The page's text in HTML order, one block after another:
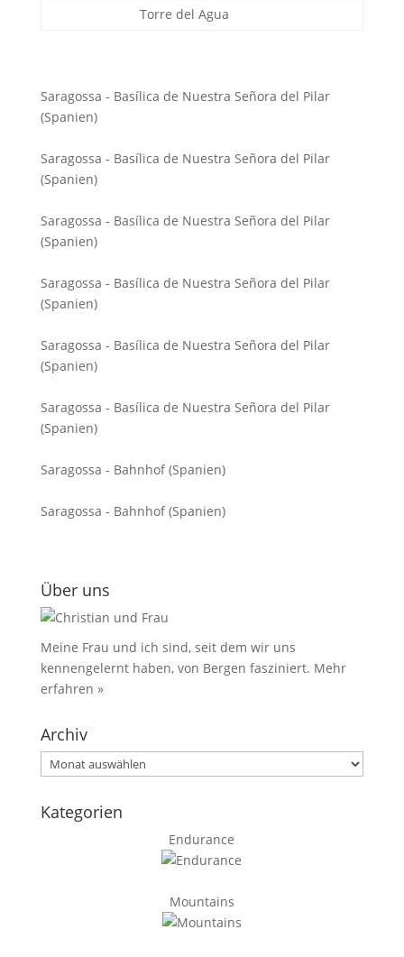
Torre del Agua
Saragossa - Basílica de Nuestra Señora del Pilar
(Spanien)
Saragossa - Basílica de Nuestra Señora del Pilar
(Spanien)
Saragossa - Basílica de Nuestra Señora del Pilar
(Spanien)
Saragossa - Basílica de Nuestra Señora del Pilar
(Spanien)
Saragossa - Basílica de Nuestra Señora del Pilar
(Spanien)
Saragossa - Basílica de Nuestra Señora del Pilar
(Spanien)
Saragossa - Bahnhof (Spanien)
Saragossa - Bahnhof (Spanien)
Über uns
Meine Frau und ich sind, seit dem wir uns
kennengelernt haben, von Bergen fasziniert. Mehr
erfahren »
Archiv
Archiv
Kategorien
Endurance
Mountains